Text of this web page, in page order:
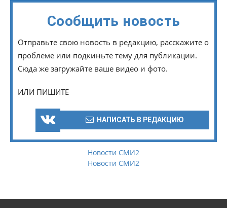
Сообщить новость
Отправьте свою новость в редакцию, расскажите о
проблеме или подкиньте тему для публикации.
Сюда же загружайте ваше видео и фото.
ИЛИ ПИШИТЕ
НАПИСАТЬ В РЕДАКЦИЮ
Новости СМИ2
Новости СМИ2